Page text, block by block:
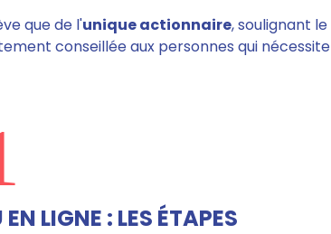
que de l'unique actionnaire, soulignant le
conseillée aux personnes qui nécessite
LIGNE : LES ÉTAPES